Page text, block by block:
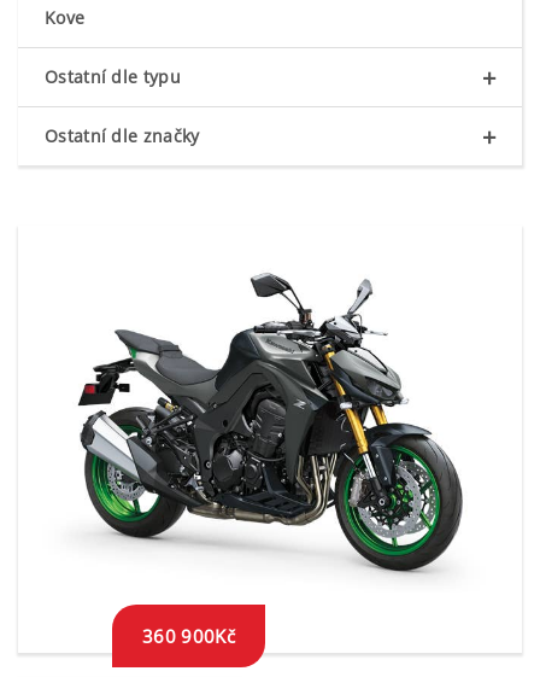
360 900Kč
Kove
+
Ostatní dle typu
+
Ostatní dle značky